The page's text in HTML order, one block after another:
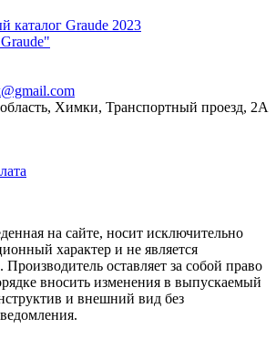
каталог Graude 2023
Химки, Транспортный проезд, 2А
на сайте, носит исключительно
характер и не является
оставляет за собой право
вносить изменения в выпускаемый
и внешний вид без